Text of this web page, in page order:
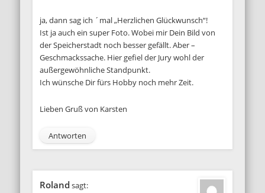
ja, dann sag ich ´mal „Herzlichen Glückwunsch“!
Ist ja auch ein super Foto. Wobei mir Dein Bild von
der Speicherstadt noch besser gefällt. Aber –
Geschmackssache. Hier gefiel der Jury wohl der
außergewöhnliche Standpunkt.
Ich wünsche Dir fürs Hobby noch mehr Zeit.
Lieben Gruß von Karsten
Antworten
Roland sagt: